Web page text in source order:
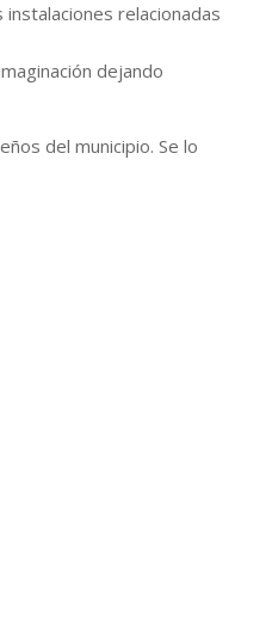
relacionadas
dejando
del municipio. Se lo